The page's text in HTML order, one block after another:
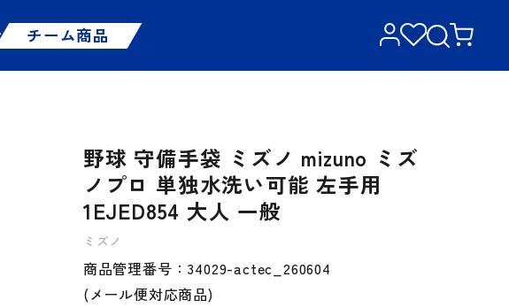
チーム商品
野球 守備手袋 ミズノ mizuno ミズ
ノプロ 単独水洗い可能 左手用
1EJED854 大人 一般
ミズノ
商品管理番号：34029-actec_260604
(メール便対応商品)